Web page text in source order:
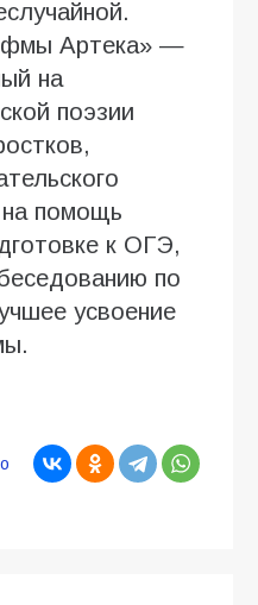
Артека» —
на
поэзии
на помощь
к ОГЭ,
по
усвоение